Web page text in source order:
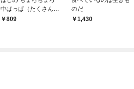
中ぱっぱ（たくさんの
ふしぎ2024年4月号）
809
のだ
1,430